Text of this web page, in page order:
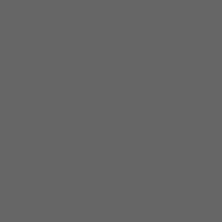
je na nasze zlecenie,
danych na podstawie
zbierane są przez naszych
praw wymienionych
podstawie prawnej.
do Twoich zainteresowań,
umów o ich świadczenie